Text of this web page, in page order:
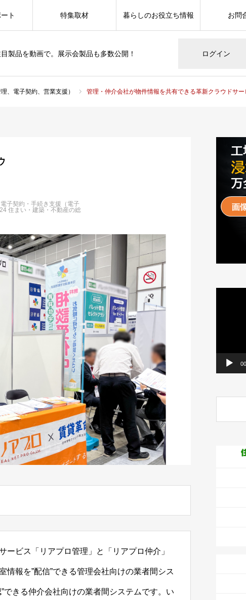
製品を動画で。展示会製品も多数公開！ ログイン
ト 特集取材 暮らしのお役立ち情報 お問
、電子契約、営業支援） 管理・仲介会社が物件情報を共有できる革新クラウドサービス「リアプ
電子契約・手続き支援（電子
住まい・建築・不動産の総
ービス「リアプロ管理」と「リアプロ仲介」
報を”配信”できる管理会社向けの業者間シス
できる仲介会社向けの業者間システムです。い